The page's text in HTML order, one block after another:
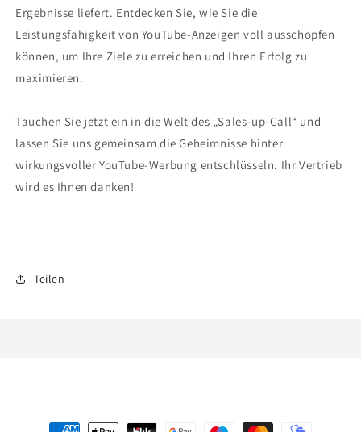
Ergebnisse liefert. Entdecken Sie, wie Sie die
Leistungsfähigkeit von YouTube-Anzeigen voll ausschöpfen
können, um Ihre Ziele zu erreichen und Ihren Erfolg zu
maximieren.
Tauchen Sie jetzt ein in die Welt des „Sales-up-Call“ und
lassen Sie uns gemeinsam die Geheimnisse hinter
wirkungsvoller YouTube-Werbung entschlüsseln. Ihr Vertrieb
wird es Ihnen danken!
Teilen
Zahlungsmethoden